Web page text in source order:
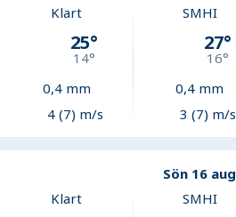
Klart
25°
14°
0,4mm
4 (7) m/s
SMHI
27°
16°
0,4 mm
3 (7) m/s
Sön 16 aug
Klart
SMHI